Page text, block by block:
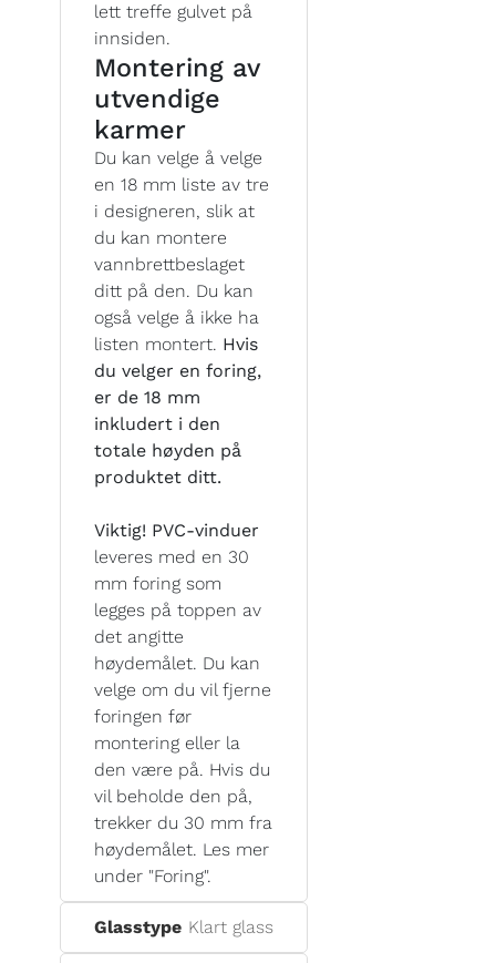
lett treffe gulvet på
innsiden.
Montering av
utvendige
karmer
Du kan velge å velge
en 18 mm liste av tre
i designeren, slik at
du kan montere
vannbrettbeslaget
ditt på den. Du kan
også velge å ikke ha
listen montert. Hvis
du velger en foring,
er de 18 mm
inkludert i den
totale høyden på
produktet ditt.
Viktig! PVC-vinduer
leveres med en 30
mm foring som
legges på toppen av
det angitte
høydemålet. Du kan
velge om du vil fjerne
foringen før
montering eller la
den være på. Hvis du
vil beholde den på,
trekker du 30 mm fra
høydemålet. Les mer
under "Foring".
Glasstype Klart glass